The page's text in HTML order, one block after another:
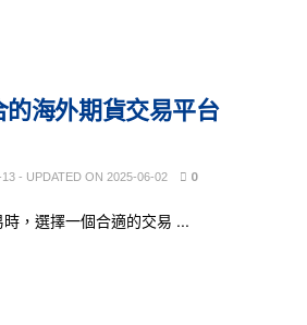
海外期貨交易平台
- UPDATED ON 2025-06-02 0
，選擇一個合適的交易 ...